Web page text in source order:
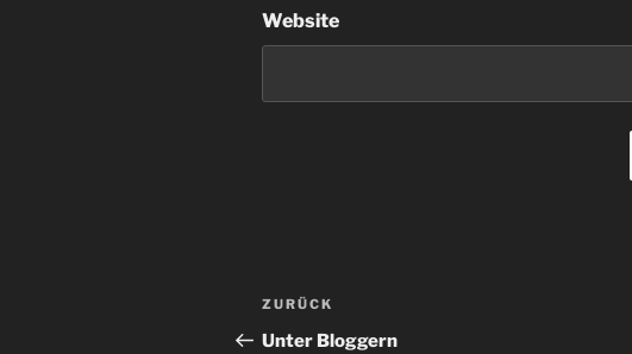
Website
Beitragsnavigation
Vorheriger
Beitrag
ZURÜCK
Unter Bloggern